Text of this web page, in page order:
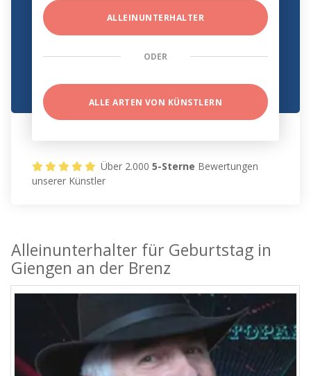
ALLEINUNTERHALTER
ODER
ALLE ARTEN VON KÜNSTLERN
Über 2.0005-Sterne Bewertungen
unserer Künstler
Alleinunterhalter für Geburtstag in
Giengen an der Brenz